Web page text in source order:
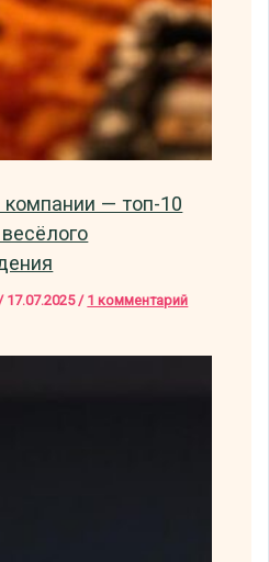
— топ-10
17.07.2025/ 1 комментарий